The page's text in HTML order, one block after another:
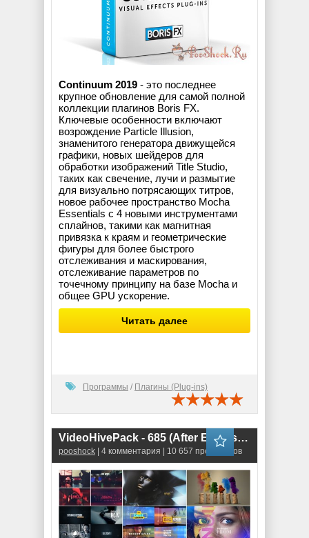
Continuum 2019 - это последнее
крупное обновление для самой полной
коллекции плагинов Boris FX.
Ключевые особенности включают
возрождение Particle Illusion,
знаменитого генератора движущейся
графики, новых шейдеров для
обработки изображений Title Studio,
таких как свечение, лучи и размытие
для визуально потрясающих титров,
новое рабочее пространство Mocha
Essentials с 4 новыми инструментами
сплайнов, такими как магнитная
привязка к краям и геометрические
фигуры для более быстрого
отслеживания и маскирования,
отслеживание параметров по
точечному принципу на базе Mocha и
общее GPU ускорение.
Читать далее
Программы / Плагины (Plug-ins)
VideoHivePack - 685 (After Effects Projects Pack)
pooshock | 4 комментария | 10 657 просмотров